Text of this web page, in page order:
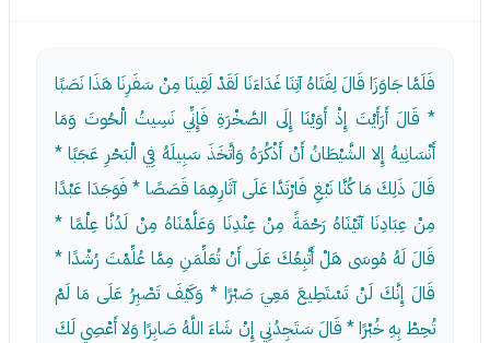
فَلَمَّا جَاوَزَا قَالَ لِفَتَاهُ آتِنَا غَدَاءَنَا لَقَدْ لَقِينَا مِنْ سَفَرِنَا هَذَا نَصَبًا
* قَالَ أَرَأَيْتَ إِذْ أَوَيْنَا إِلَى الصَّخْرَةِ فَإِنِّي نَسِيتُ الْحُوتَ وَمَا
أَنْسَانِيهُ إِلا الشَّيْطَانُ أَنْ أَذْكُرَهُ وَاتَّخَذَ سَبِيلَهُ فِي الْبَحْرِ عَجَبًا *
قَالَ ذَلِكَ مَا كُنَّا نَبْغِ فَارْتَدَّا عَلَى آثَارِهِمَا قَصَصًا * فَوَجَدَا عَبْدًا
مِنْ عِبَادِنَا آتَيْنَاهُ رَحْمَةً مِنْ عِنْدِنَا وَعَلَّمْنَاهُ مِنْ لَدُنَّا عِلْمًا *
قَالَ لَهُ مُوسَى هَلْ أَتَّبِعُكَ عَلَى أَنْ تُعَلِّمَنِ مِمَّا عُلِّمْتَ رُشْدًا *
قَالَ إِنَّكَ لَنْ تَسْتَطِيعَ مَعِيَ صَبْرًا * وَكَيْفَ تَصْبِرُ عَلَى مَا لَمْ
تُحِطْ بِهِ خُبْرًا * قَالَ سَتَجِدُنِي إِنْ شَاءَ اللَّهُ صَابِرًا وَلا أَعْصِي لَكَ